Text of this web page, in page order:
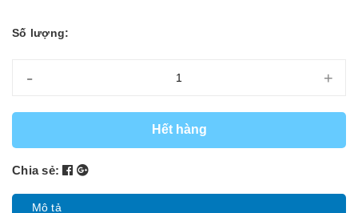
Số lượng:
- +
Hết hàng
Chia sẻ:
Mô tả